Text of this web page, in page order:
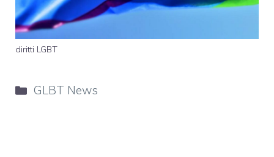
diritti LGBT
Categorie
GLBT News